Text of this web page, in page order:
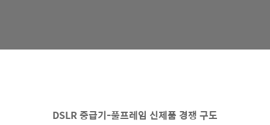
DSLR 중급기-풀프레임 신제품 경쟁 구도